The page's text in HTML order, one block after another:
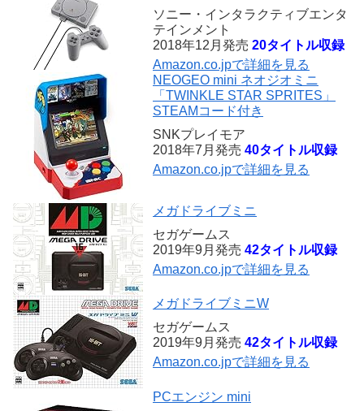
ソニー・インタラクティブエンタ
テインメント
2018年12月発売 20タイトル収録
Amazon.co.jpで詳細を見る
NEOGEO mini ネオジオミニ
「TWINKLE STAR SPRITES」
STEAMコード付き
SNKプレイモア
2018年7月発売 40タイトル収録
Amazon.co.jpで詳細を見る
メガドライブミニ
セガゲームス
2019年9月発売 42タイトル収録
Amazon.co.jpで詳細を見る
メガドライブミニW
セガゲームス
2019年9月発売 42タイトル収録
Amazon.co.jpで詳細を見る
PCエンジン mini